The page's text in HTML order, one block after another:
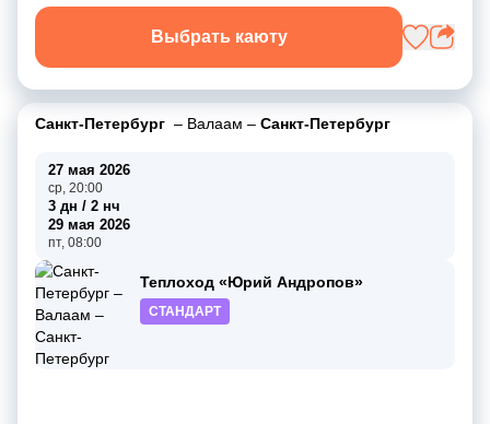
Выбрать каюту
Санкт-Петербург – Валаам – Санкт-Петербург
27 мая 2026
ср, 20:00
3 дн / 2 нч
29 мая 2026
пт, 08:00
Теплоход «Юрий Андропов»
СТАНДАРТ